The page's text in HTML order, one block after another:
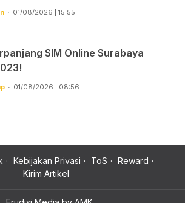
01/08/2026 | 15:55
SIM Online Surabaya
01/08/2026 | 08:56
Kebijakan Privasi ToS
Reward
Kirim Artikel